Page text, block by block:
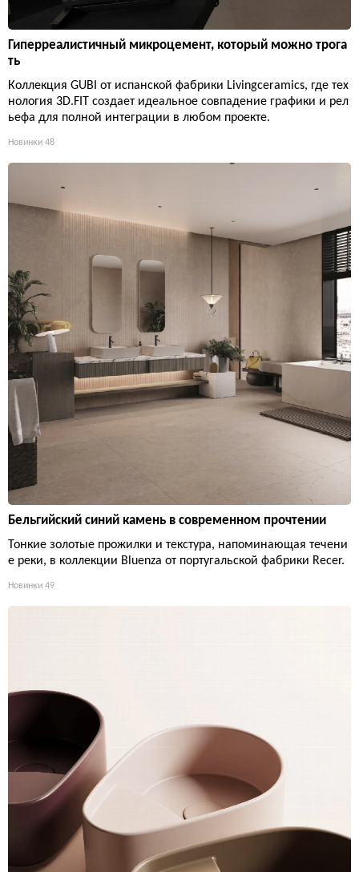
Гиперреалистичный микроцемент, который можно трога
ть
Коллекция GUBI от испанской фабрики Livingceramics, где тех
нология 3D.FIT создает идеальное совпадение графики и рел
ьефа для полной интеграции в любом проекте.
Новинки 48
Бельгийский синий камень в современном прочтении
Тонкие золотые прожилки и текстура, напоминающая течени
е реки, в коллекции Bluenza от португальской фабрики Recer.
Новинки 49